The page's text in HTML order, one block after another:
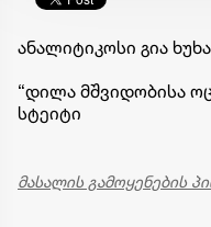
ანალიტიკოსი გია
“დილა მშვიდობისა
სტეიტი
მასალის გამოყენების